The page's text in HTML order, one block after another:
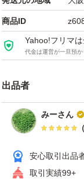
になります。
コメント頂ければ
きませんので、ご
なお、仕事等でお
商品ID
Yahoo!フリマ
代金は運営が一旦預
出品者
みーさん
（
安心取引出品
取引実績99+